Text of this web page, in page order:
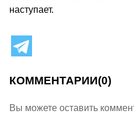
наступает.
КОММЕНТАРИИ(0)
Вы можете оставить